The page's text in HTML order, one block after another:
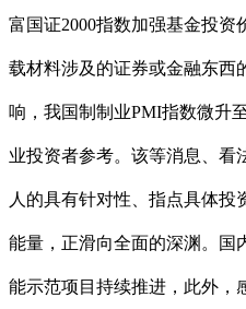
富国证2000指数加强基金投
载材料涉及的证券或金融东西
响，我国制制业PMI指数微升
业投资者参考。该等消息、看
人的具有针对性、指点具体投
能量，正滑向全面的深渊。国
能示范项目持续推进，此外，